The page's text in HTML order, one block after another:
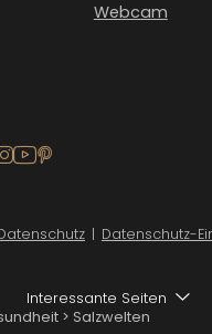
Webcam
| Datenschutz-
Interessante Seiten
> Salzwelten